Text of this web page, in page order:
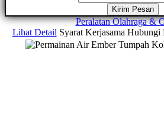
Kirim Pesan
Peralatan Olahraga &
Lihat Detail Syarat Kerjasama Hubungi